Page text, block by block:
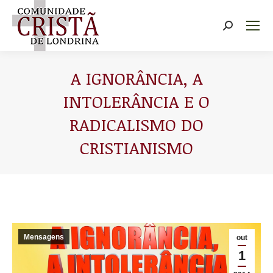
Buscar
A IGNORÂNCIA, A
INTOLERÂNCIA E O
RADICALISMO DO
CRISTIANISMO
out
1
Mensagens